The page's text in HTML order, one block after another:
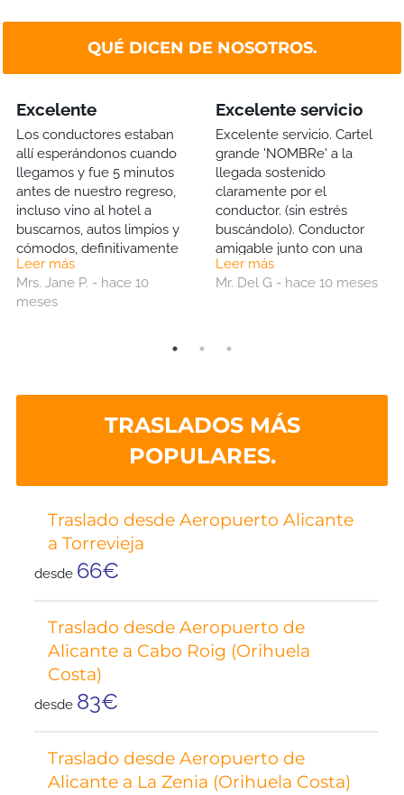
QUÉ DICEN DE NOSOTROS.
Excelente
Los conductores estaban
allí esperándonos cuando
llegamos y fue 5 minutos
antes de nuestro regreso,
incluso vino al hotel a
buscarnos, autos limpios y
cómodos, definitivamente
los usaremos nuevamente.
Leer más
Mrs. Jane P. - hace 10
meses
Excelente servicio
Excelente servicio. Cartel
grande 'NOMBRe' a la
llegada sostenido
claramente por el
conductor. (sin estrés
buscándolo). Conductor
amigable junto con una
botella de agua gratis
(excelente, muy apreciado
bueno. Definitivamente
Leer más
Mr. Del G - hace 10 meses
TRASLADOS MÁS
POPULARES.
Traslado desde Aeropuerto Alicante
a Torrevieja
desde 66€
Traslado desde Aeropuerto de
Alicante a Cabo Roig (Orihuela
Costa)
desde 83€
Traslado desde Aeropuerto de
Alicante a La Zenia (Orihuela Costa)